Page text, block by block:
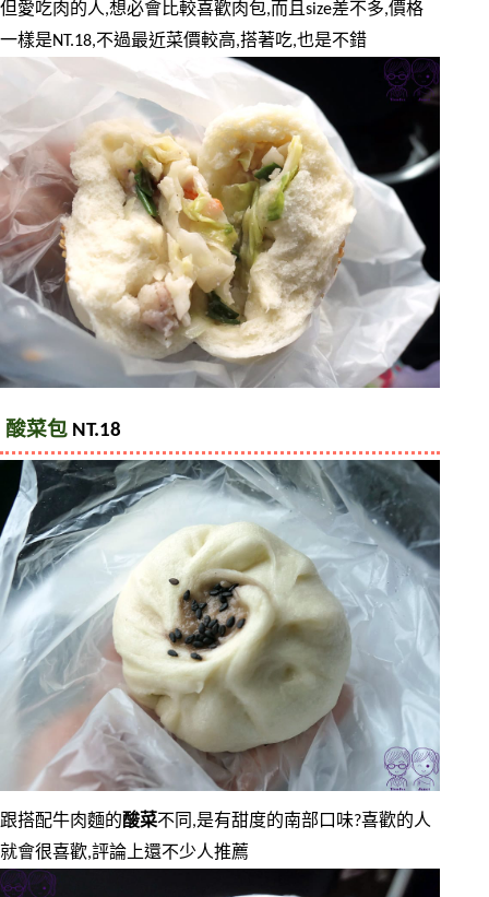
但愛吃肉的人,想必會比較喜歡肉包,而且size差不多,價格
一樣是NT.18,不過最近菜價較高,搭著吃,也是不錯
酸菜包 NT.18
跟搭配牛肉麵的酸菜不同,是有甜度的南部口味?喜歡的人
就會很喜歡,評論上還不少人推薦